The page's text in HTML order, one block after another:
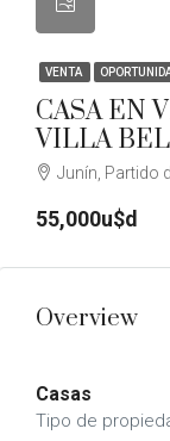
VENTA
CASA EN
VILLA
Junín, Partido
55,000u$d
Overview
Casas
Tipo de